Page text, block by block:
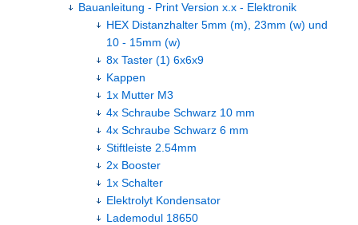
Bauanleitung - Print Version x.x - Elektronik
HEX Distanzhalter 5mm (m), 23mm (w) und
10 - 15mm (w)
8x Taster (1) 6x6x9
Kappen
1x Mutter M3
4x Schraube Schwarz 10 mm
4x Schraube Schwarz 6 mm
Stiftleiste 2.54mm
2x Booster
1x Schalter
Elektrolyt Kondensator
Lademodul 18650